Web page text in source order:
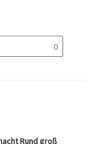
Rund groß